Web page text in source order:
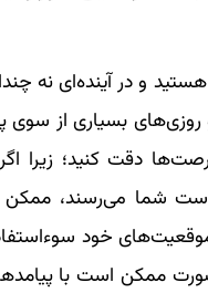
و در آینده‌ای نه
بسیاری از سوی
دقت کنید؛ زیرا
شما می‌رسند، ممکن
خود سوءاستفاده
ممکن است با